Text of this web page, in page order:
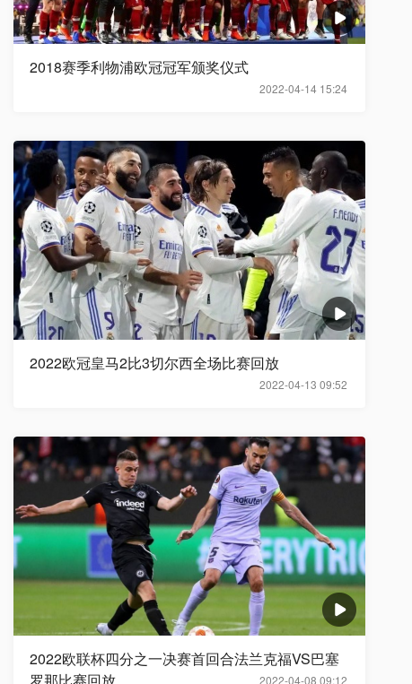
2022-04-14 15:24
2018赛季利物浦欧冠冠军颁奖仪式
2022-04-13 09:52
2022欧冠皇马2比3切尔西全场比赛回放
2022-04-08 09:12
2022欧联杯四分之一决赛首回合法兰克福VS巴塞